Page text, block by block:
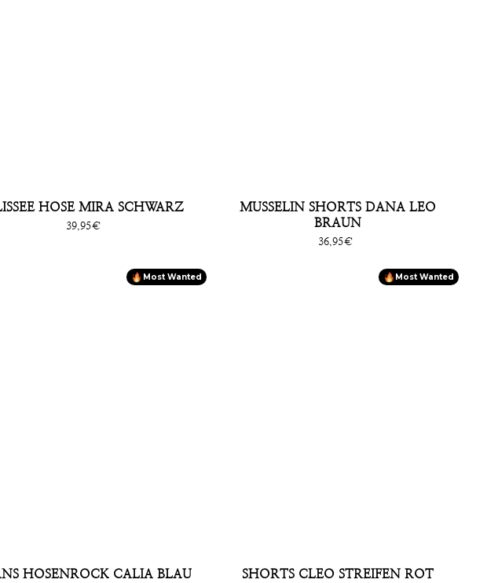
HOSE MIRA SCHWARZ
Sonderpreis
39,95€
MUSSELIN SHORTS DANA LEO
BRAUN
Sonderpreis
36,95€
Most Wanted
HOSENROCK CALIA BLAU
Most Wanted
SHORTS CLEO STREIFEN ROT